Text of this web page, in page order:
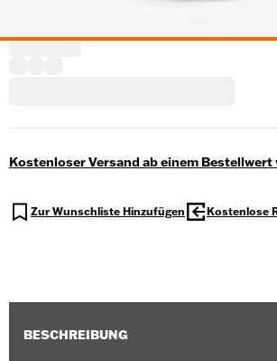
Kostenloser Versand ab einem Bestellwert
Zur Wunschliste Hinzufügen Kostenlose
BESCHREIBUNG